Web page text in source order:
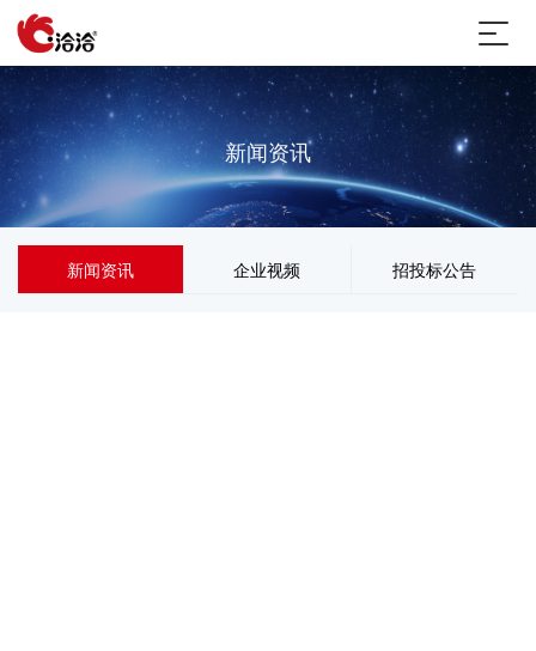
新闻资讯
新闻资讯 企业视频 招投标公告